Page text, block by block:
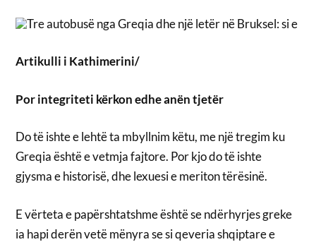
Artikulli i Kathimerini/
Por integriteti kërkon edhe anën tjetër
Do të ishte e lehtë ta mbyllnim këtu, me një tregim ku
Greqia është e vetmja fajtore. Por kjo do të ishte
gjysma e historisë, dhe lexuesi e meriton tërësinë.
E vërteta e papërshtatshme është se ndërhyrjes greke
ia hapi derën vetë mënyra se si qeveria shqiptare e